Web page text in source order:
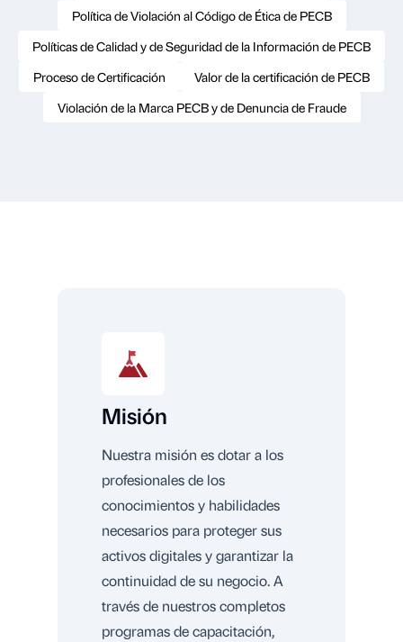
Política de Violación al Código de Ética de PECB
Políticas de Calidad y de Seguridad de la Información de PECB
Proceso de Certificación
Valor de la certificación de PECB
Violación de la Marca PECB y de Denuncia de Fraude
Misión
Nuestra misión es dotar a los
profesionales de los
conocimientos y habilidades
necesarios para proteger sus
activos digitales y garantizar la
continuidad de su negocio. A
través de nuestros completos
programas de capacitación,